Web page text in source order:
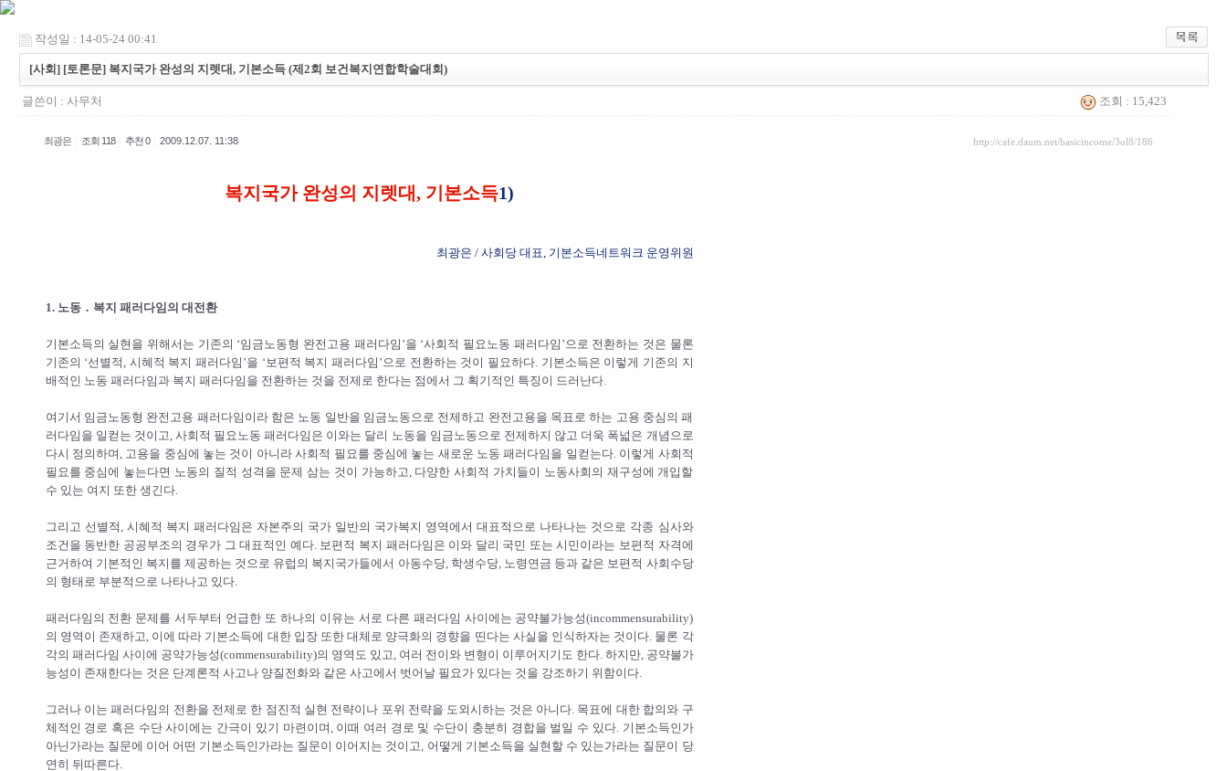
작성일 : 14-05-24 00:41
[사회] [토론문] 복지국가 완성의 지렛대, 기본소득 (제2회 보건복지연합학술대회)
글쓴이 : 사무처 조회 : 15,423
최광은 조회 118 추천 0 2009.12.07. 11:38 http://cafe.daum.net/basicincome/3ol8/186
복지국가 완성의 지렛대, 기본소득1)
최광은 / 사회당 대표, 기본소득네트워크 운영위원
1. 노동 ․ 복지 패러다임의 대전환
기본소득의 실현을 위해서는 기존의 ‘임금노동형 완전고용 패러다임’을 ‘사회적 필요노동 패러다임’으로 전환하는 것은 물론
기존의 ‘선별적, 시혜적 복지 패러다임’을 ‘보편적 복지 패러다임’으로 전환하는 것이 필요하다. 기본소득은 이렇게 기존의 지
배적인 노동 패러다임과 복지 패러다임을 전환하는 것을 전제로 한다는 점에서 그 획기적인 특징이 드러난다.
여기서 임금노동형 완전고용 패러다임이라 함은 노동 일반을 임금노동으로 전제하고 완전고용을 목표로 하는 고용 중심의 패
러다임을 일컫는 것이고, 사회적 필요노동 패러다임은 이와는 달리 노동을 임금노동으로 전제하지 않고 더욱 폭넓은 개념으로
다시 정의하며, 고용을 중심에 놓는 것이 아니라 사회적 필요를 중심에 놓는 새로운 노동 패러다임을 일컫는다. 이렇게 사회적
필요를 중심에 놓는다면 노동의 질적 성격을 문제 삼는 것이 가능하고, 다양한 사회적 가치들이 노동사회의 재구성에 개입할
수 있는 여지 또한 생긴다.
그리고 선별적, 시혜적 복지 패러다임은 자본주의 국가 일반의 국가복지 영역에서 대표적으로 나타나는 것으로 각종 심사와
조건을 동반한 공공부조의 경우가 그 대표적인 예다. 보편적 복지 패러다임은 이와 달리 국민 또는 시민이라는 보편적 자격에
근거하여 기본적인 복지를 제공하는 것으로 유럽의 복지국가들에서 아동수당, 학생수당, 노령연금 등과 같은 보편적 사회수당
의 형태로 부분적으로 나타나고 있다.
패러다임의 전환 문제를 서두부터 언급한 또 하나의 이유는 서로 다른 패러다임 사이에는 공약불가능성(incommensurability)
의 영역이 존재하고, 이에 따라 기본소득에 대한 입장 또한 대체로 양극화의 경향을 띤다는 사실을 인식하자는 것이다. 물론 각
각의 패러다임 사이에 공약가능성(commensurability)의 영역도 있고, 여러 전이와 변형이 이루어지기도 한다. 하지만, 공약불가
능성이 존재한다는 것은 단계론적 사고나 양질전화와 같은 사고에서 벗어날 필요가 있다는 것을 강조하기 위함이다.
그러나 이는 패러다임의 전환을 전제로 한 점진적 실현 전략이나 포위 전략을 도외시하는 것은 아니다. 목표에 대한 합의와 구
체적인 경로 혹은 수단 사이에는 간극이 있기 마련이며, 이때 여러 경로 및 수단이 충분히 경합을 벌일 수 있다. 기본소득인가
아닌가라는 질문에 이어 어떤 기본소득인가라는 질문이 이어지는 것이고, 어떻게 기본소득을 실현할 수 있는가라는 질문이 당
연히 뒤따른다.